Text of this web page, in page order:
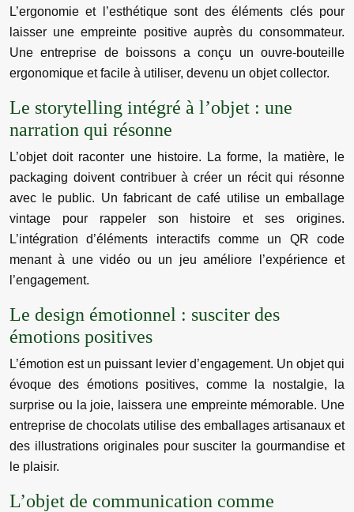
L’ergonomie et l’esthétique sont des éléments clés pour
laisser une empreinte positive auprès du consommateur.
Une entreprise de boissons a conçu un ouvre-bouteille
ergonomique et facile à utiliser, devenu un objet collector.
Le storytelling intégré à l’objet : une
narration qui résonne
L’objet doit raconter une histoire. La forme, la matière, le
packaging doivent contribuer à créer un récit qui résonne
avec le public. Un fabricant de café utilise un emballage
vintage pour rappeler son histoire et ses origines.
L’intégration d’éléments interactifs comme un QR code
menant à une vidéo ou un jeu améliore l’expérience et
l’engagement.
Le design émotionnel : susciter des
émotions positives
L’émotion est un puissant levier d’engagement. Un objet qui
évoque des émotions positives, comme la nostalgie, la
surprise ou la joie, laissera une empreinte mémorable. Une
entreprise de chocolats utilise des emballages artisanaux et
des illustrations originales pour susciter la gourmandise et
le plaisir.
L’objet de communication comme